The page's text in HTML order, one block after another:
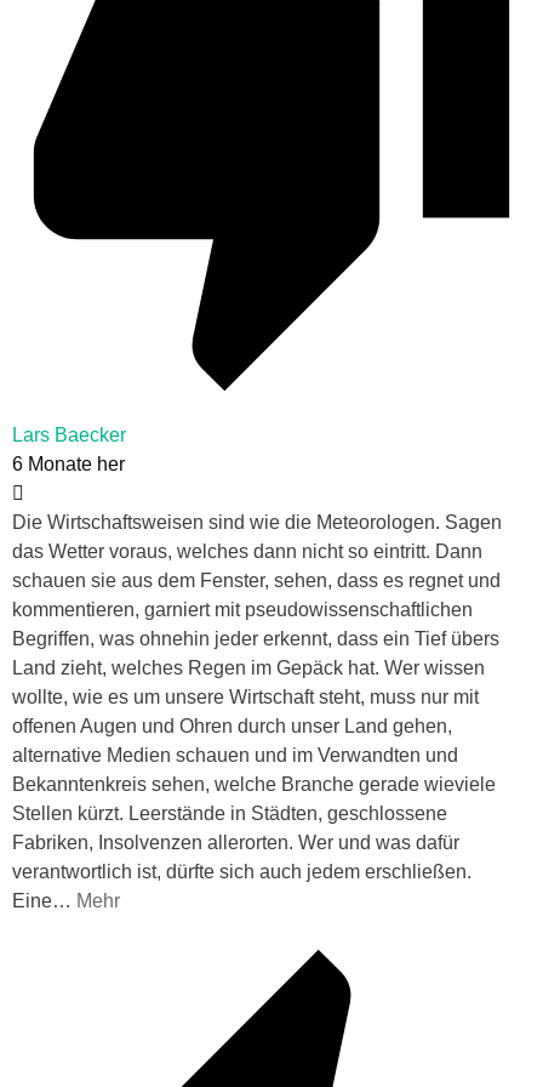
Lars Baecker
6 Monate her
Die Wirtschaftsweisen sind wie die Meteorologen. Sagen
das Wetter voraus, welches dann nicht so eintritt. Dann
schauen sie aus dem Fenster, sehen, dass es regnet und
kommentieren, garniert mit pseudowissenschaftlichen
Begriffen, was ohnehin jeder erkennt, dass ein Tief übers
Land zieht, welches Regen im Gepäck hat. Wer wissen
wollte, wie es um unsere Wirtschaft steht, muss nur mit
offenen Augen und Ohren durch unser Land gehen,
alternative Medien schauen und im Verwandten und
Bekanntenkreis sehen, welche Branche gerade wieviele
Stellen kürzt. Leerstände in Städten, geschlossene
Fabriken, Insolvenzen allerorten. Wer und was dafür
verantwortlich ist, dürfte sich auch jedem erschließen.
Eine… Mehr